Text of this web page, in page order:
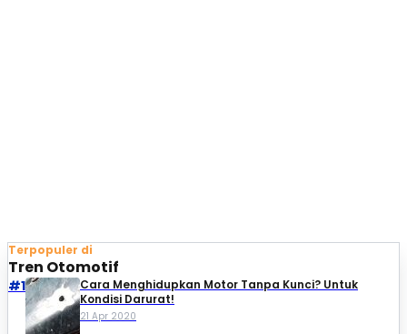
Terpopuler di
Tren Otomotif
#1
Cara Menghidupkan Motor Tanpa Kunci? Untuk
Kondisi Darurat!
21 Apr 2020